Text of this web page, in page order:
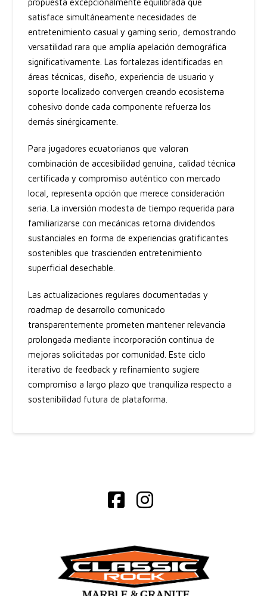
propuesta excepcionalmente equilibrada que
satisface simultáneamente necesidades de
entretenimiento casual y gaming serio, demostrando
versatilidad rara que amplía apelación demográfica
significativamente. Las fortalezas identificadas en
áreas técnicas, diseño, experiencia de usuario y
soporte localizado convergen creando ecosistema
cohesivo donde cada componente refuerza los
demás sinérgicamente.
Para jugadores ecuatorianos que valoran
combinación de accesibilidad genuina, calidad técnica
certificada y compromiso auténtico con mercado
local, representa opción que merece consideración
seria. La inversión modesta de tiempo requerida para
familiarizarse con mecánicas retorna dividendos
sustanciales en forma de experiencias gratificantes
sostenibles que trascienden entretenimiento
superficial desechable.
Las actualizaciones regulares documentadas y
roadmap de desarrollo comunicado
transparentemente prometen mantener relevancia
prolongada mediante incorporación continua de
mejoras solicitadas por comunidad. Este ciclo
iterativo de feedback y refinamiento sugiere
compromiso a largo plazo que tranquiliza respecto a
sostenibilidad futura de plataforma.